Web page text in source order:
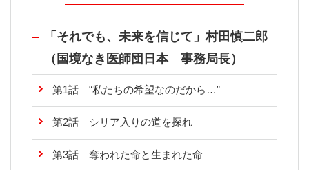
「それでも、未来を信じて」村田慎二郎
（国境なき医師団日本 事務局長）
第1話 “私たちの希望なのだから…”
第2話 シリア入りの道を探れ
第3話 奪われた命と生まれた命